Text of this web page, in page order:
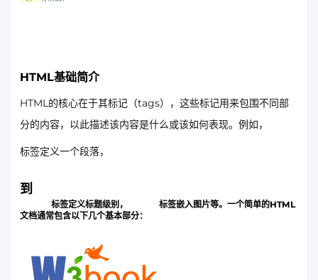
HTML基础简介
HTML的核心在于其标记（tags），这些标记用来包围不同部
分的内容，以此描述该内容是什么或该如何表现。例如，
标签定义一个段落，
到
标签定义标题级别，
标签嵌入图片等。一个简单的HTML
文档通常包含以下几个基本部分：